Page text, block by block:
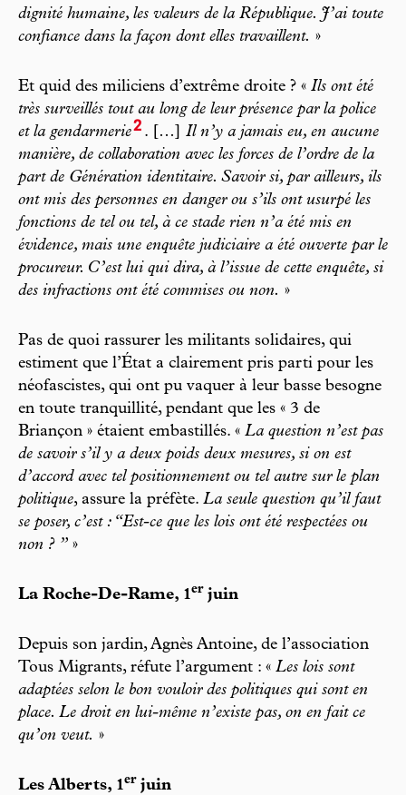
dignité humaine, les valeurs de la République. J’ai toute
confiance dans la façon dont elles travaillent. »
Et quid des miliciens d’extrême droite ? « Ils ont été
très surveillés tout au long de leur présence par la police
et la gendarmerie2 . […] Il n’y a jamais eu, en aucune
manière, de collaboration avec les forces de l’ordre de la
part de Génération identitaire. Savoir si, par ailleurs, ils
ont mis des personnes en danger ou s’ils ont usurpé les
fonctions de tel ou tel, à ce stade rien n’a été mis en
évidence, mais une enquête judiciaire a été ouverte par le
procureur. C’est lui qui dira, à l’issue de cette enquête, si
des infractions ont été commises ou non. »
Pas de quoi rassurer les militants solidaires, qui
estiment que l’État a clairement pris parti pour les
néofascistes, qui ont pu vaquer à leur basse besogne
en toute tranquillité, pendant que les « 3 de
Briançon » étaient embastillés. « La question n’est pas
de savoir s’il y a deux poids deux mesures, si on est
d’accord avec tel positionnement ou tel autre sur le plan
politique, assure la préfète. La seule question qu’il faut
se poser, c’est : “Est-ce que les lois ont été respectées ou
non ? ” »
La Roche-De-Rame, 1er juin
Depuis son jardin, Agnès Antoine, de l’association
Tous Migrants, réfute l’argument : « Les lois sont
adaptées selon le bon vouloir des politiques qui sont en
place. Le droit en lui-même n’existe pas, on en fait ce
qu’on veut. »
Les Alberts, 1er juin